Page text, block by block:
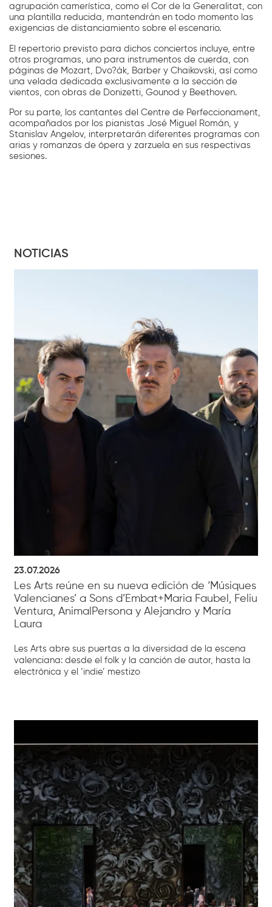
agrupación camerística, como el Cor de la Generalitat, con
una plantilla reducida, mantendrán en todo momento las
exigencias de distanciamiento sobre el escenario.
El repertorio previsto para dichos conciertos incluye, entre
otros programas, uno para instrumentos de cuerda, con
páginas de Mozart, Dvo?ák, Barber y Chaikovski, así como
una velada dedicada exclusivamente a la sección de
vientos, con obras de Donizetti, Gounod y Beethoven.
Por su parte, los cantantes del Centre de Perfeccionament,
acompañados por los pianistas José Miguel Román, y
Stanislav Angelov, interpretarán diferentes programas con
arias y romanzas de ópera y zarzuela en sus respectivas
sesiones.
NOTICIAS
23.07.2026
Les Arts reúne en su nueva edición de ‘Músiques
Valencianes’ a Sons d’Embat+Maria Faubel, Feliu
Ventura, AnimalPersona y Alejandro y María
Laura
Les Arts abre sus puertas a la diversidad de la escena
valenciana: desde el folk y la canción de autor, hasta la
electrónica y el ‘indie’ mestizo